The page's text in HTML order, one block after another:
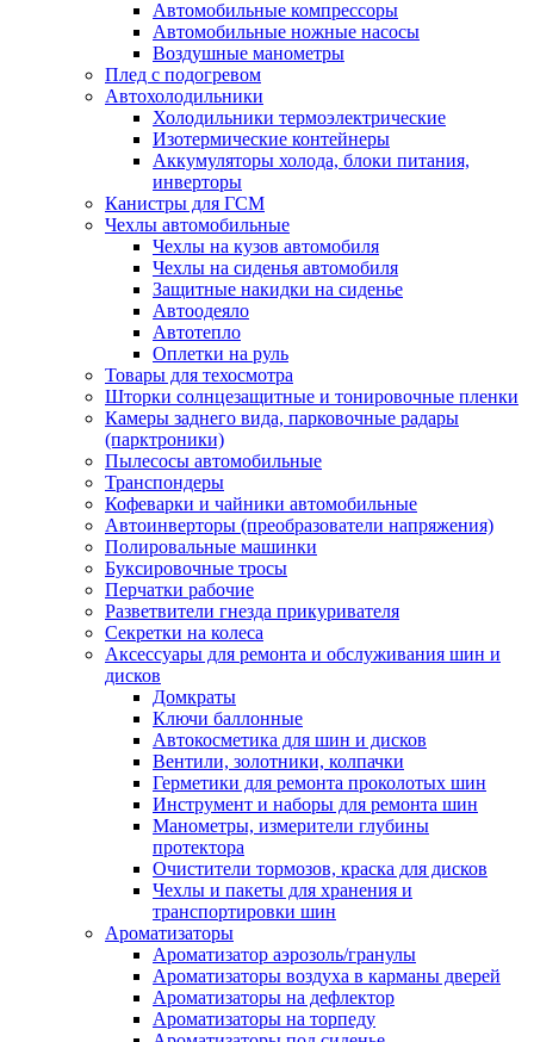
Автомобильные компрессоры
Автомобильные ножные насосы
Воздушные манометры
Плед с подогревом
Автохолодильники
Холодильники термоэлектрические
Изотермические контейнеры
Аккумуляторы холода, блоки питания,
инверторы
Канистры для ГСМ
Чехлы автомобильные
Чехлы на кузов автомобиля
Чехлы на сиденья автомобиля
Защитные накидки на сиденье
Автоодеяло
Автотепло
Оплетки на руль
Товары для техосмотра
Шторки солнцезащитные и тонировочные пленки
Камеры заднего вида, парковочные радары
(парктроники)
Пылесосы автомобильные
Транспондеры
Кофеварки и чайники автомобильные
Автоинверторы (преобразователи напряжения)
Полировальные машинки
Буксировочные тросы
Перчатки рабочие
Разветвители гнезда прикуривателя
Секретки на колеса
Аксессуары для ремонта и обслуживания ‎шин и
дисков
Домкраты
Ключи баллонные
Автокосметика для шин и дисков
Вентили, золотники, колпачки
Герметики для ремонта проколотых шин
Инструмент и наборы для ремонта шин
Манометры, измерители глубины
протектора
Очистители тормозов, краска для дисков
Чехлы и пакеты для хранения и
транспортировки шин
Ароматизаторы
Ароматизатор аэрозоль/гранулы
Ароматизаторы воздуха в карманы дверей
Ароматизаторы на дефлектор
Ароматизаторы на торпеду